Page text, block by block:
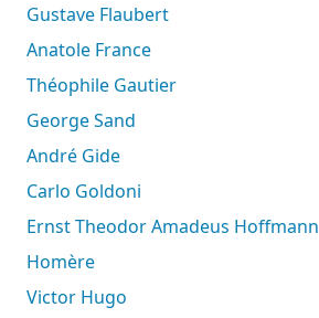
Gustave Flaubert
Anatole France
Théophile Gautier
George Sand
André Gide
Carlo Goldoni
Ernst Theodor Amadeus Hoffmann
Homère
Victor Hugo